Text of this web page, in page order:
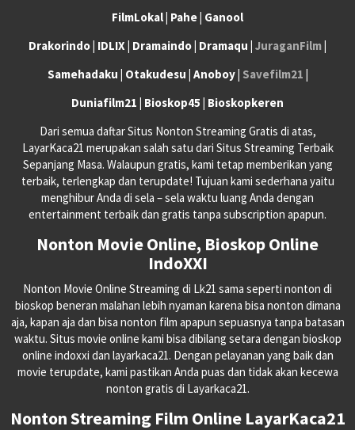
FilmLokal | Pahe | Ganool
Drakorindo | IDLIX | Dramaindo | Dramaqu | JuraganFilm|
Samehadaku | Otakudesu | Anoboy | Savefilm21 |
Duniafilm21 | Bioskop45 | Bioskopkeren
Dari semua daftar Situs Nonton Streaming Gratis di atas,
LayarKaca21 merupakan salah satu dari Situs Streaming Terbaik
Sepanjang Masa. Walaupun gratis, kami tetap memberikan yang
terbaik, terlengkap dan terupdate! Tujuan kami sederhana yaitu
menghibur Anda di sela – sela waktu luang Anda dengan
entertainment terbaik dan gratis tanpa subscription apapun.
Nonton Movie Online, Bioskop Online
IndoXXI
Nonton Movie Online Streaming di Lk21 sama seperti nonton di
bioskop beneran malahan lebih nyaman karena bisa nonton dimana
aja, kapan aja dan bisa nonton film apapun sepuasnya tanpa batasan
waktu. Situs movie online kami bisa dibilang setara dengan bioskop
online indoxxi dan layarkaca21. Dengan pelayanan yang baik dan
movie terupdate, kami pastikan Anda puas dan tidak akan kecewa
nonton gratis di Layarkaca21.
Nonton Streaming Film Online LayarKaca21